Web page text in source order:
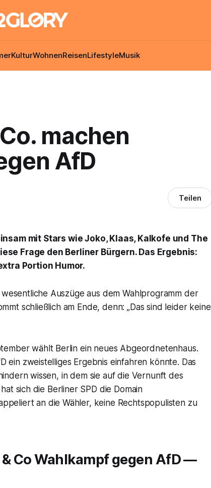
KulturWohnenReisenLifestyleMusik
machen
AfD
Teilen
mit Stars wie Joko, Klaas, Kalkofe und The
Frage den Berliner Bürgern. Das Ergebnis:
Portion Humor.
Auszüge aus dem Wahlprogramm der
schließlich am Ende, denn: „Das sind leider keine
wählt Berlin ein neues Abgeordnetenhaus.
ein zweistelliges Ergebnis einfahren könnte. Das
wissen, in dem sie auf die Vernunft des
sich die Berliner SPD die Domain
an die Wähler, keine Rechtspopulisten zu
Co Wahlkampf gegen AfD —